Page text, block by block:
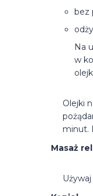
bez
Na
w
Olejki
minut.
Masaż